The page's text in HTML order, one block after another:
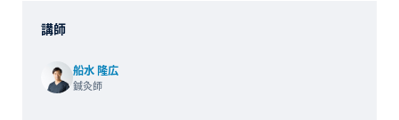
講師
船水 隆広
鍼灸師